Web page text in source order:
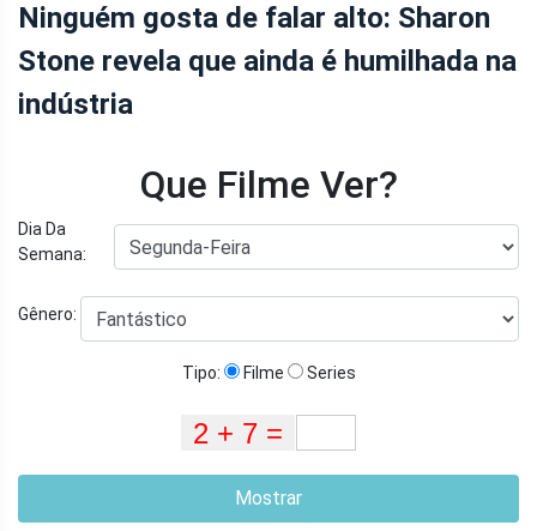
Ninguém gosta de falar alto: Sharon
Stone revela que ainda é humilhada na
indústria
Que Filme Ver?
Dia Da
Semana:
Gênero:
Tipo: Filme Series
Mostrar